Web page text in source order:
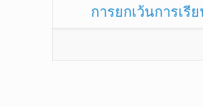
การยกเว้นการเ